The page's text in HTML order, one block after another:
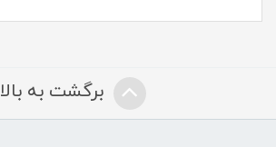
برگشت به بالا